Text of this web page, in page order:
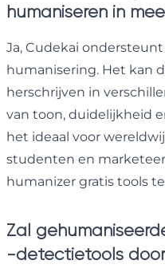
humaniseren in
Ja, Cudekai
humanisering. Het kan
herschrijven in
van toon, duidelijkheid
het ideaal voor
studenten en
humanizer gratis tools
Zal
-detectietools